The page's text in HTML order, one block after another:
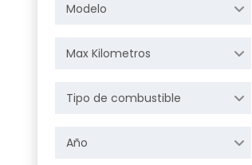
Modelo
Max Kilometros
Tipo de combustible
Año